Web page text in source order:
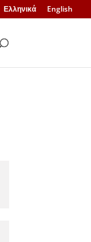
Ελληνικά English